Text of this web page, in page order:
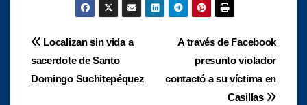
Navegación
de
A través de Facebook
presunto violador
contactó a su víctima en
Casillas
Localizan sin vida a
sacerdote de Santo
Domingo Suchitepéquez